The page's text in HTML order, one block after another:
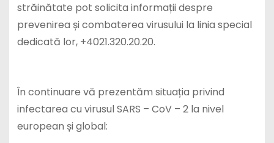
străinătate pot solicita informații despre
prevenirea și combaterea virusului la linia special
dedicată lor, +4021.320.20.20.
În continuare vă prezentăm situația privind
infectarea cu virusul SARS – CoV – 2 la nivel
european și global: